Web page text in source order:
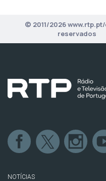
© 2011/2026
reservados
NOTÍCIAS